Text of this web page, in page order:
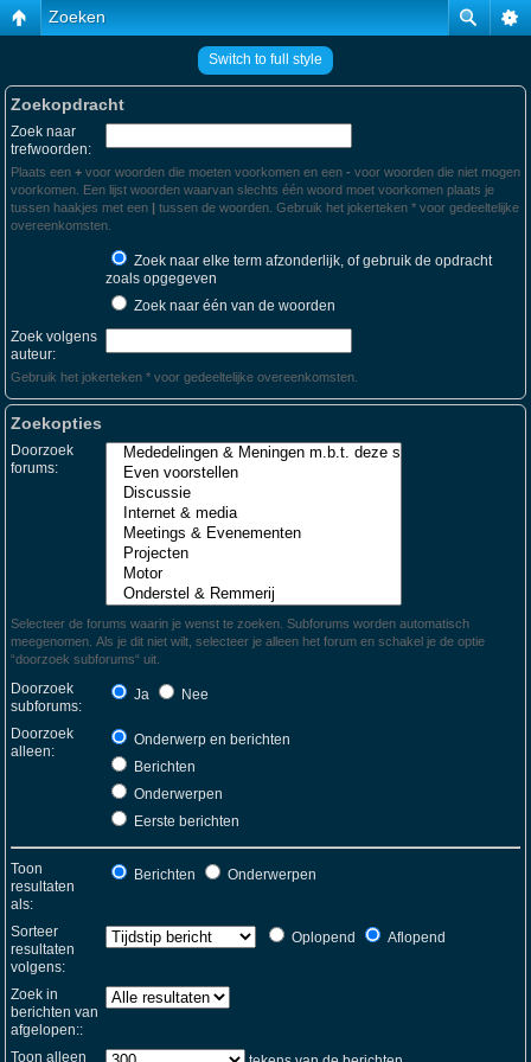
Zoeken
Switch to full style
Zoekopdracht
Zoek naar
trefwoorden:
Plaats een + voor woorden die moeten voorkomen en een - voor woorden die niet mogen
voorkomen. Een lijst woorden waarvan slechts één woord moet voorkomen plaats je
tussen haakjes met een | tussen de woorden. Gebruik het jokerteken * voor gedeeltelijke
overeenkomsten.
Zoek naar elke term afzonderlijk, of gebruik de opdracht
zoals opgegeven
Zoek naar één van de woorden
Zoek volgens
auteur:
Gebruik het jokerteken * voor gedeeltelijke overeenkomsten.
Zoekopties
Doorzoek
forums:
Selecteer de forums waarin je wenst te zoeken. Subforums worden automatisch
meegenomen. Als je dit niet wilt, selecteer je alleen het forum en schakel je de optie
“doorzoek subforums“ uit.
Doorzoek
subforums:
Ja Nee
Doorzoek
alleen:
Onderwerp en berichten
Berichten
Onderwerpen
Eerste berichten
Toon
resultaten
als:
Berichten Onderwerpen
Sorteer
resultaten
volgens:
Oplopend Aflopend
Zoek in
berichten van
afgelopen::
Toon alleen